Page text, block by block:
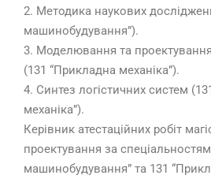
2. Методика наукових
машинобудування”).
3. Моделювання та
(131 “Прикладна механіка”).
4. Синтез логістичних систем
механіка”).
Керівник атестаційних робіт
проектування за
машинобудування” та 131